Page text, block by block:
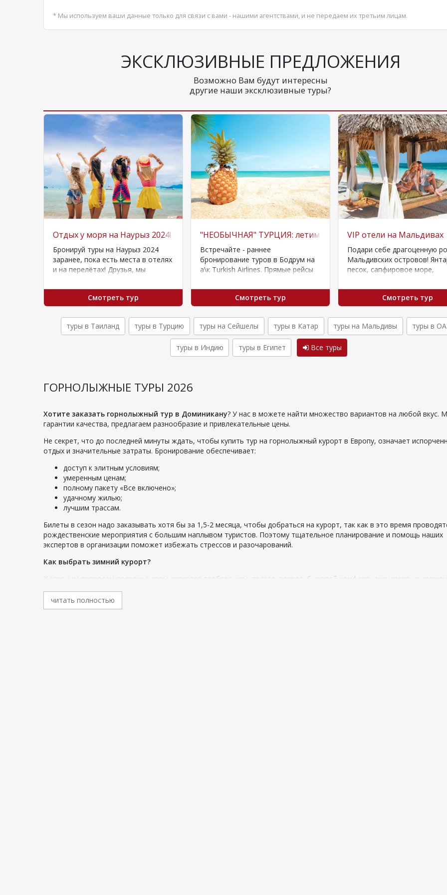
* Мы используем ваши данные только для связи с вами - нашими агентствами, и не передаем их третьим лицам.
ЭКСКЛЮЗИВНЫЕ ПРЕДЛОЖЕНИЯ
Возможно Вам будут интересны
другие наши эксклюзивные туры?
для детейОтдых у моря на Наурыз 2024!
Бронируй туры на Наурыз 2024
заранее, пока есть места в отелях
и на перелётах! Друзья, мы
Смотреть тур
"НЕОБЫЧНАЯ" ТУРЦИЯ: летим в Бодрум по предоплате 20
Встречайте - раннее
бронирование туров в Бодрум на
а\к Turkish Airlines. Прямые рейсы
Алматы - с…
Смотреть тур
VIP отели на Мальдивах
Подари себе драгоценную
Мальдивских островов!
песок, сапфировое море,
зелень- роскошь нетронутых
пляжей, богатство
Смотреть тур
туры в Таиланд туры в Турцию туры на Сейшелы туры в Катар туры на Мальдивы туры в
туры в Индию туры в Египет Все туры
ГОРНОЛЫЖНЫЕ ТУРЫ 2026
Хотите заказать горнолыжный тур в Доминикану? У нас в можете найти множество вариантов на любой вкус.
гарантии качества, предлагаем разнообразие и привлекательные цены.
Не секрет, что до последней минуты ждать, чтобы купить тур на горнолыжный курорт в Европу, означает
отдых и значительные затраты. Бронирование обеспечивает:
доступ к элитным условиям;
умеренным ценам;
полному пакету «Все включено»;
удачному жилью;
лучшим трассам.
Билеты в сезон надо заказывать хотя бы за 1,5-2 месяца, чтобы добраться на курорт, так как в это время
рождественские мероприятия с большим наплывом туристов. Поэтому тщательное планирование и помощь наших
экспертов в организации поможет избежать стрессов и разочарований.
Как выбрать зимний курорт?
К главным вопросам поездки в горы является требования к трассе, погода, бытовой комфорт, транспорт,
Длина и сложность трассы;
читать полностью